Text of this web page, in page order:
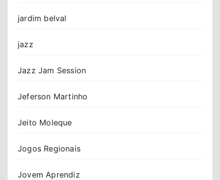
jardim belval
jazz
Jazz Jam Session
Jeferson Martinho
Jeito Moleque
Jogos Regionais
Jovem Aprendiz